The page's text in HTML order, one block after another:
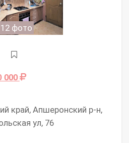
12 фото
000
край, Апшеронский р-н,
ул, 76